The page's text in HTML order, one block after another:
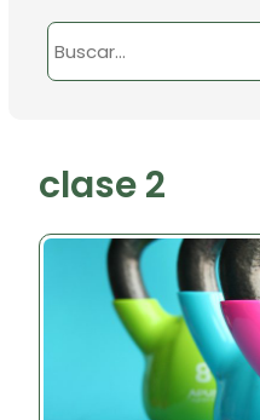
clase 2